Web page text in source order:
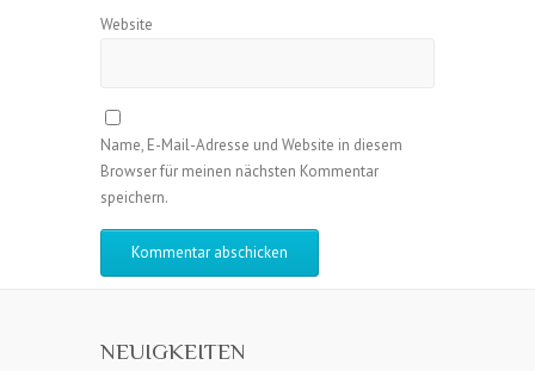
Website
Name, E-Mail-Adresse und Website in diesem
Browser für meinen nächsten Kommentar
speichern.
NEUIGKEITEN